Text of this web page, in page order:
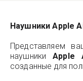
Наушники Apple
Представляем
наушникиApple
созданные для